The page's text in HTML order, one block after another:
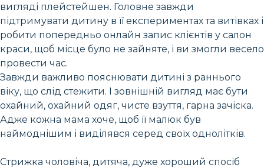
вигляді плейстейшен. Головне завжди
підтримувати дитину в її експериментах та витівках і
робити попередньо онлайн запис клієнтів у салон
краси, щоб місце було не зайняте, і ви змогли весело
провести час.
Завжди важливо пояснювати дитині з раннього
віку, що слід стежити. І зовнішній вигляд має бути
охайний, охайний одяг, чисте взуття, гарна зачіска.
Адже кожна мама хоче, щоб її малюк був
наймоднішим і виділявся серед своїх однолітків.
Стрижка чоловіча, дитяча, дуже хороший спосіб